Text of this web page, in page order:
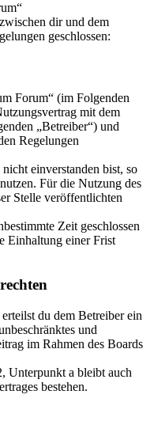
dir und dem
geschlossen:
Forum“ (im Folgenden
mit dem
„Betreiber“) und
Regelungen
einverstanden bist, so
Für die Nutzung des
Stelle veröffentlichten
Zeit geschlossen
Einhaltung einer Frist
du dem Betreiber ein
und
im Rahmen des Boards
Unterpunkt a bleibt auch
bestehen.